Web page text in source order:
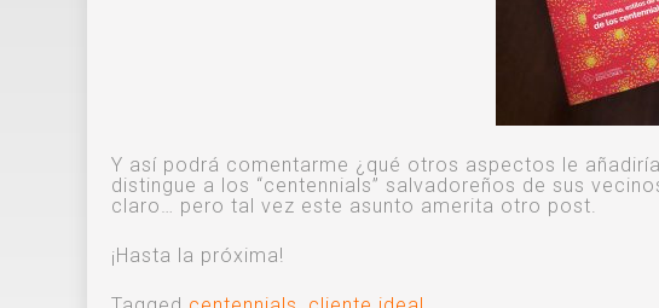
Y así podrá comentarme ¿qué otros aspectos le
distingue a los “centennials” salvadoreños de sus
claro… pero tal vez este asunto amerita otro post.
¡Hasta la próxima!